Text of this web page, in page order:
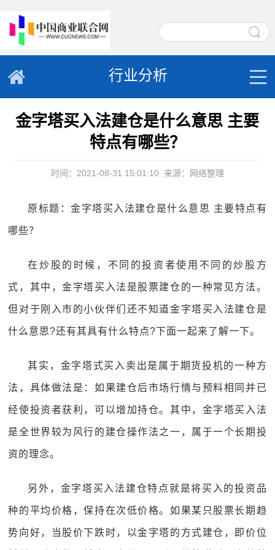
行业分析
金字塔买入法建仓是什么意思 主要
特点有哪些？
时间：2021-08-31 15:01:10 来源：网络整理
原标题：金字塔买入法建仓是什么意思 主要特点有
哪些？
在炒股的时候，不同的投资者使用不同的炒股方
式，其中，金字塔买入法是股票建仓的一种常见方法。
但对于刚入市的小伙伴们还不知道金字塔买入法建仓是
什么意思?还有其具有什么特点?下面一起来了解一下。
其实，金字塔式买入卖出是属于期货投机的一种方
法，具体做法是：如果建仓后市场行情与预料相同并已
经使投资者获利，可以增加持仓。其中，金字塔买入法
是全世界较为风行的建仓操作法之一，属于一个长期投
资的理念。
另外，金字塔买入法建仓特点就是将买入的投资品
种的平均价格，保持在次低价格。如果某只股票长期趋
势向好，当股价下跌时，以金字塔的方式建仓，即价位